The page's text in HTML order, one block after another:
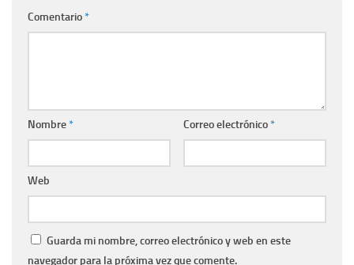
Comentario*
Nombre* Correo electrónico*
Web
Guarda mi nombre, correo electrónico y web en este
navegador para la próxima vez que comente.